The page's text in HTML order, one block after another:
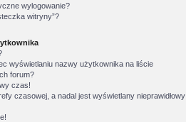
wylogowanie?
witryny”?
wyświetlaniu nazwy użytkownika na liście
forum?
czas!
czasowej, a nadal jest wyświetlany nieprawidłowy